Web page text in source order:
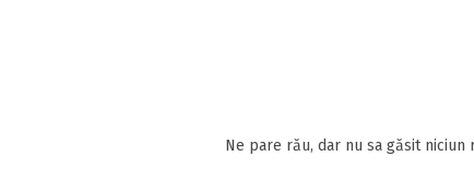
Ne pare rău, dar nu sa găsit